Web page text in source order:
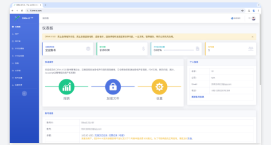
Cancel
- Fermer la boîte de dialogue sans